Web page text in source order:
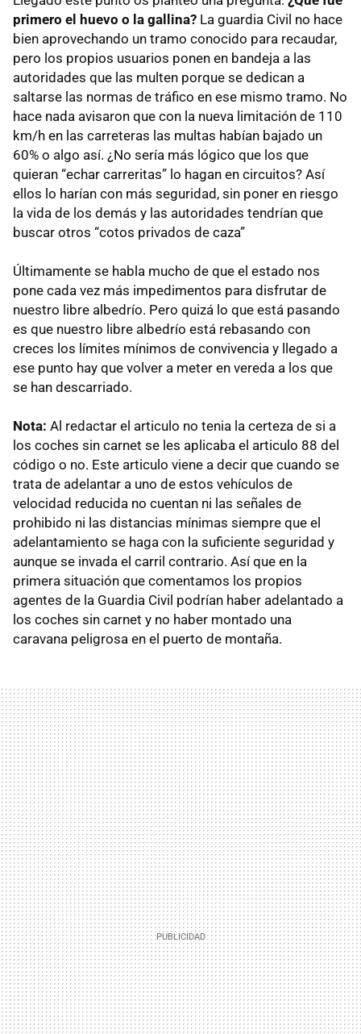
primero el huevo o la gallina? La guardia Civil no hace
bien aprovechando un tramo conocido para recaudar,
pero los propios usuarios ponen en bandeja a las
autoridades que las multen porque se dedican a
saltarse las normas de tráfico en ese mismo tramo. No
hace nada avisaron que con la nueva limitación de 110
km/h en las carreteras las multas habían bajado un
60% o algo así. ¿No sería más lógico que los que
quieran “echar carreritas” lo hagan en circuitos? Así
ellos lo harían con más seguridad, sin poner en riesgo
la vida de los demás y las autoridades tendrían que
buscar otros “cotos privados de caza”
Últimamente se habla mucho de que el estado nos
pone cada vez más impedimentos para disfrutar de
nuestro libre albedrío. Pero quizá lo que está pasando
es que nuestro libre albedrío está rebasando con
creces los límites mínimos de convivencia y llegado a
ese punto hay que volver a meter en vereda a los que
se han descarriado.
Nota: Al redactar el articulo no tenia la certeza de si a
los coches sin carnet se les aplicaba el articulo 88 del
código o no. Este articulo viene a decir que cuando se
trata de adelantar a uno de estos vehículos de
velocidad reducida no cuentan ni las señales de
prohibido ni las distancias mínimas siempre que el
adelantamiento se haga con la suficiente seguridad y
aunque se invada el carril contrario. Así que en la
primera situación que comentamos los propios
agentes de la Guardia Civil podrían haber adelantado a
los coches sin carnet y no haber montado una
caravana peligrosa en el puerto de montaña.